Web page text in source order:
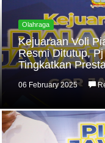
Olahraga
Kejuaraan Voli
Resmi Ditutup,
Tingkatkan
06 February 2025